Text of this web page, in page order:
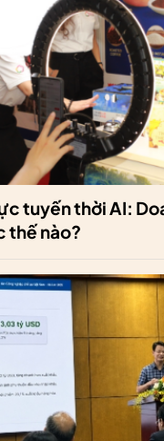
tuyến thời AI:
thế nào?